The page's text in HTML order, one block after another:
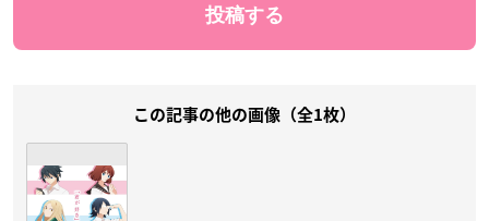
この記事の他の画像（全1枚）